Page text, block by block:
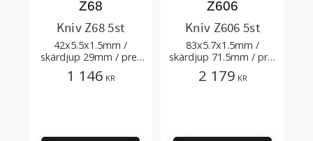
Kniv Z68 5st
42x5.5x1.5mm /
skärdjup 29mm / pre-
cut 1.9+0.12xTm /
skärvinkel 5° 81.5°
Z68
1 146 KR
Kniv Z606 5st
83x5.7x1.5mm /
skärdjup 71.5mm / pre-
cut 3.8+0.02xTm /
skärvinkel 45°
Z606
2 179 KR